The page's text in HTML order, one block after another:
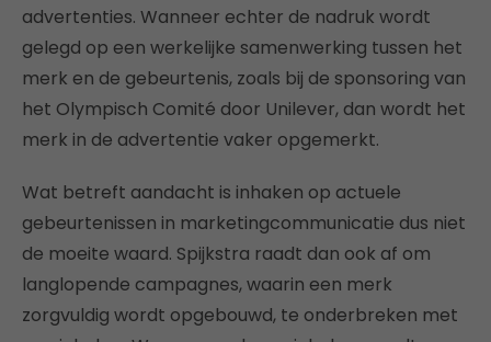
advertenties. Wanneer echter de nadruk wordt
gelegd op een werkelijke samenwerking tussen het
merk en de gebeurtenis, zoals bij de sponsoring van
het Olympisch Comité door Unilever, dan wordt het
merk in de advertentie vaker opgemerkt.
Wat betreft aandacht is inhaken op actuele
gebeurtenissen in marketingcommunicatie dus niet
de moeite waard. Spijkstra raadt dan ook af om
langlopende campagnes, waarin een merk
zorgvuldig wordt opgebouwd, te onderbreken met